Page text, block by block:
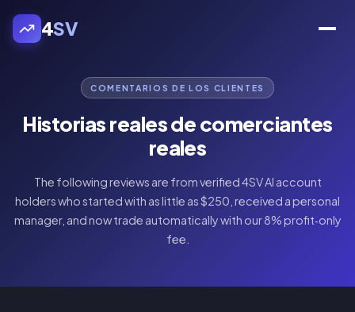
4SV
COMENTARIOS DE LOS CLIENTES
Historias reales de comerciantes
reales
The following reviews are from verified 4SV AI account
holders who started with as little as $250, received a personal
manager, and now trade automatically with our 8% profit‑only
fee.